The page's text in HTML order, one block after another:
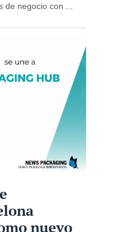
negocio con ...
nuevo